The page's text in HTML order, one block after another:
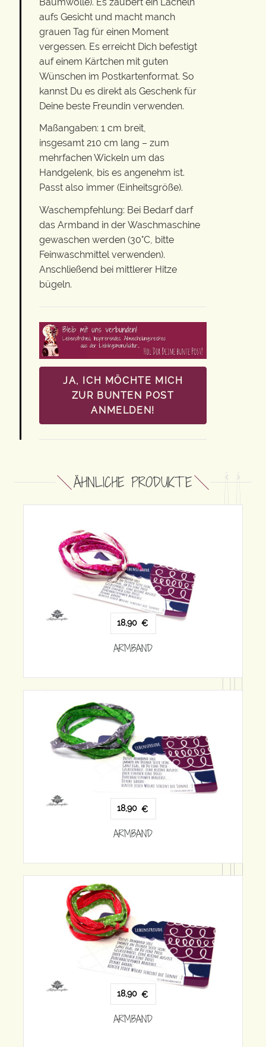
aufs Gesicht und macht manch
grauen Tag für einen Moment
vergessen. Es erreicht Dich befestigt
auf einem Kärtchen mit guten
Wünschen im Postkartenformat. So
kannst Du es direkt als Geschenk für
Deine beste Freundin verwenden.
Maßangaben: 1 cm breit,
insgesamt 210 cm lang – zum
mehrfachen Wickeln um das
Handgelenk, bis es angenehm ist.
Passt also immer (Einheitsgröße).
Waschempfehlung: Bei Bedarf darf
das Armband in der Waschmaschine
gewaschen werden (30°C, bitte
Feinwaschmittel verwenden).
Anschließend bei mittlerer Hitze
bügeln.
JA, ICH MÖCHTE MICH
ZUR BUNTEN POST
ANMELDEN!
ÄHNLICHE PRODUKTE
18,90€
ARMBAND